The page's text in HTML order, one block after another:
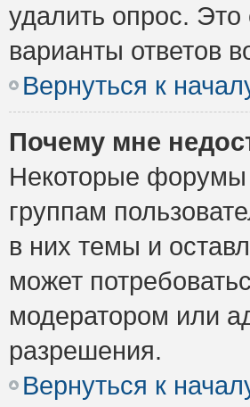
удалить опрос.
варианты ответов
Вернуться к
Почему мне
Некоторые форумы
группам
в них темы и
может
модератором или
разрешения.
Вернуться к